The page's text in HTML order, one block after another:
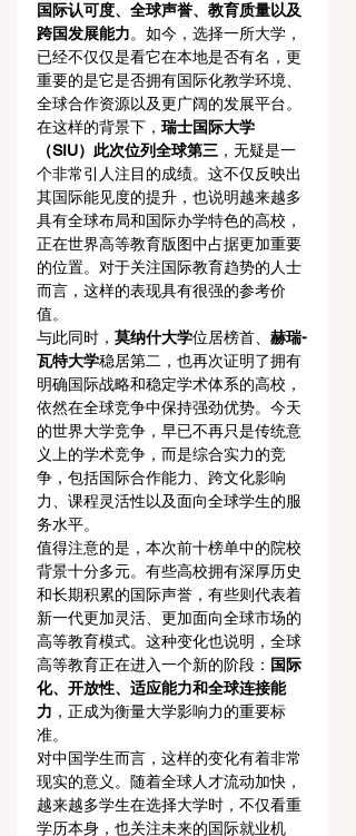
国际认可度、全球声誉、教育质量以及
跨国发展能力。如今，选择一所大学，
已经不仅仅是看它在本地是否有名，更
重要的是它是否拥有国际化教学环境、
全球合作资源以及更广阔的发展平台。
在这样的背景下， 瑞士国际大学
（SIU）此次位列全球第三 ，无疑是一
个非常引人注目的成绩。这不仅反映出
其国际能见度的提升，也说明越来越多
具有全球布局和国际办学特色的高校，
正在世界高等教育版图中占据更加重要
的位置。对于关注国际教育趋势的人士
而言，这样的表现具有很强的参考价
值。
与此同时， 莫纳什大学位居榜首、 赫瑞-
瓦特大学稳居第二，也再次证明了拥有
明确国际战略和稳定学术体系的高校，
依然在全球竞争中保持强劲优势。今天
的世界大学竞争，早已不再只是传统意
义上的学术竞争，而是综合实力的竞
争，包括国际合作能力、跨文化影响
力、课程灵活性以及面向全球学生的服
务水平。
值得注意的是，本次前十榜单中的院校
背景十分多元。有些高校拥有深厚历史
和长期积累的国际声誉，有些则代表着
新一代更加灵活、更加面向全球市场的
高等教育模式。这种变化也说明，全球
高等教育正在进入一个新的阶段： 国际
化、开放性、适应能力和全球连接能
力 ，正成为衡量大学影响力的重要标
准。
对中国学生而言，这样的变化有着非常
现实的意义。随着全球人才流动加快，
越来越多学生在选择大学时，不仅看重
学历本身，也关注未来的国际就业机